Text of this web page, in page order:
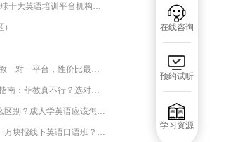

在线咨询

预约试听

学习资源